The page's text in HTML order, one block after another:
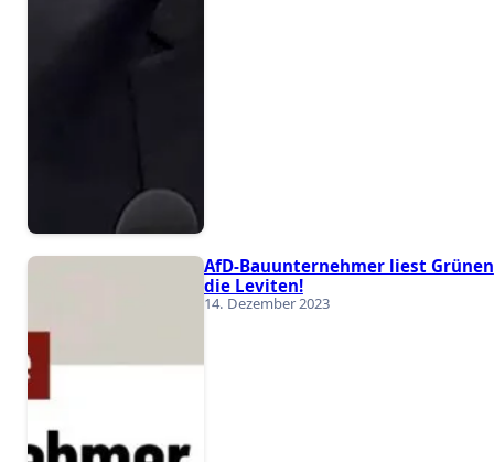
AfD-Bauunternehmer liest Grünen
die Leviten!
14. Dezember 2023